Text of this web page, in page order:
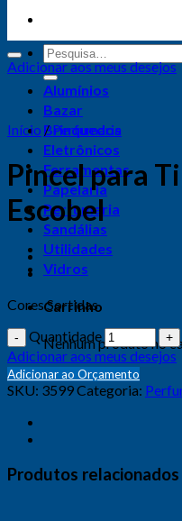
Alumínios
Bazar
Brinquedos
Eletrônicos
Ferramentas
Papelaria
Perfumaria
Sandálias
Utilidades
Vidros
Carrinho
Nenhum produto no
Adicionar aos meus desejos
Início / Perfumaria
Pincel para
Escobel
Cores Sortidas
Quantidade
Adicionar aos meus desejos
Adicionar ao Orçamento
SKU: 3599Categoria:
Produtos relacionados